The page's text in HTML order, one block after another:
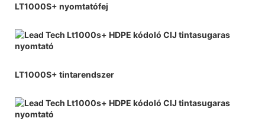
LT1000S+ nyomtatófej
LT1000S+ tintarendszer